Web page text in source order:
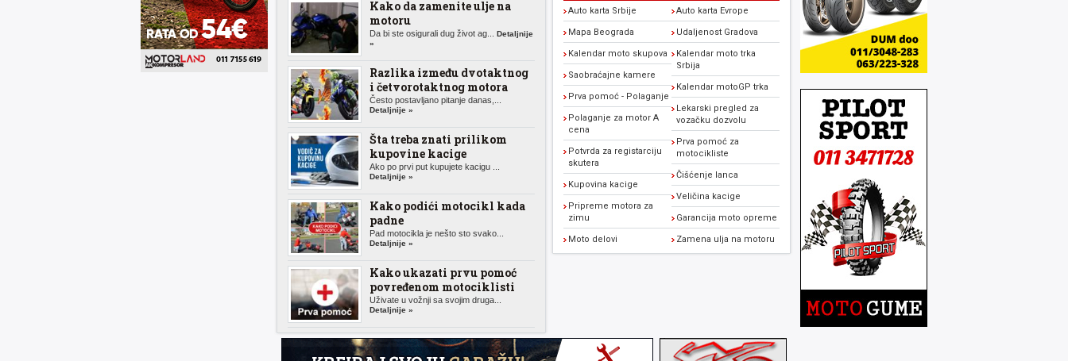
Kako da zamenite ulje na
motoru
Da bi ste osigurali dug život ag... Detaljnije
»
Razlika između dvotaktnog
i četvorotaktnog motora
Često postavljano pitanje danas,...
Detaljnije »
Šta treba znati prilikom
kupovine kacige
Ako po prvi put kupujete kacigu ...
Detaljnije »
Kako podići motocikl kada
padne
Pad motocikla je nešto sto svako...
Detaljnije »
Kako ukazati prvu pomoć
povređenom motociklisti
Uživate u vožnji sa svojim druga...
Detaljnije »
Auto karta Srbije
Mapa Beograda
Kalendar moto skupova
Saobraćajne kamere
Prva pomoć - Polaganje
Polaganje za motor A
cena
Potvrda za registarciju
skutera
Kupovina kacige
Pripreme motora za
zimu
Moto delovi
Auto karta Evrope
Udaljenost Gradova
Kalendar moto trka
Srbija
Kalendar motoGP trka
Lekarski pregled za
vozačku dozvolu
Prva pomoć za
motocikliste
Čišćenje lanca
Veličina kacige
Garancija moto opreme
Zamena ulja na motoru